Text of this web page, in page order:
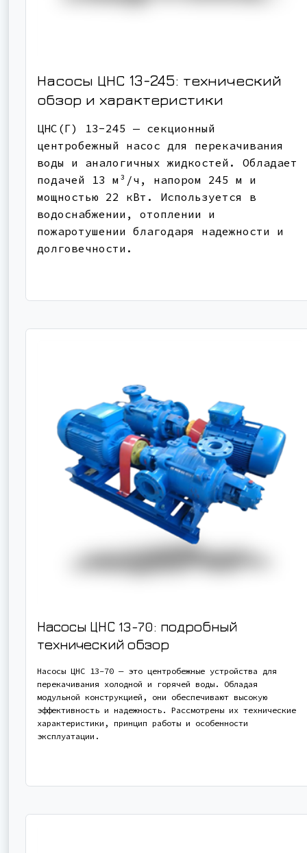
Насосы ЦНС 13-245: технический
обзор и характеристики
ЦНС(Г) 13-245 — секционный
центробежный насос для перекачивания
воды и аналогичных жидкостей. Обладает
подачей 13 м³/ч, напором 245 м и
мощностью 22 кВт. Используется в
водоснабжении, отоплении и
пожаротушении благодаря надежности и
долговечности.
Насосы ЦНС 13-70: подробный
технический обзор
Насосы ЦНС 13-70 — это центробежные устройства для
перекачивания холодной и горячей воды. Обладая
модульной конструкцией, они обеспечивают высокую
эффективность и надежность. Рассмотрены их технические
характеристики, принцип работы и особенности
эксплуатации.